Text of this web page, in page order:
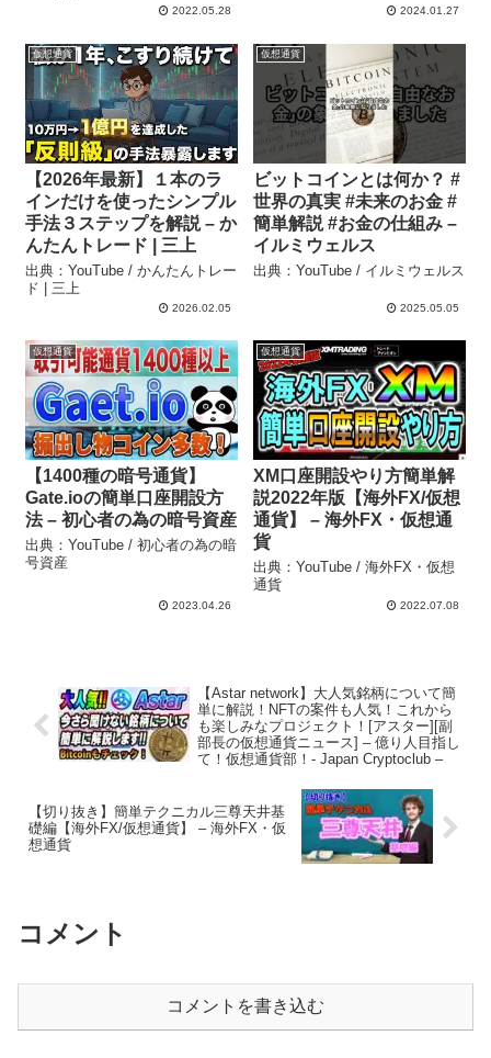
2022.05.28 2024.01.27
仮想通貨
【2026年最新】１本のラ
インだけを使ったシンプル
手法３ステップを解説 – か
んたんトレード | 三上
出典：YouTube / かんたんトレー
ド | 三上
2026.02.05
仮想通貨
ビットコインとは何か？ #
世界の真実 #未来のお金 #
簡単解説 #お金の仕組み –
イルミウェルス
出典：YouTube / イルミウェルス
2025.05.05
仮想通貨
【1400種の暗号通貨】
Gate.ioの簡単口座開設方
法 – 初心者の為の暗号資産
出典：YouTube / 初心者の為の暗
号資産
2023.04.26
仮想通貨
XM口座開設やり方簡単解
説2022年版【海外FX/仮想
通貨】 – 海外FX・仮想通
貨
出典：YouTube / 海外FX・仮想
通貨
2022.07.08
【Astar network】大人気銘柄について簡
単に解説！NFTの案件も人気！これから
も楽しみなプロジェクト！[アスター][副
部長の仮想通貨ニュース] – 億り人目指し
て！仮想通貨部！- Japan Cryptoclub –
【切り抜き】簡単テクニカル三尊天井基
礎編【海外FX/仮想通貨】 – 海外FX・仮
想通貨
コメント
コメントを書き込む